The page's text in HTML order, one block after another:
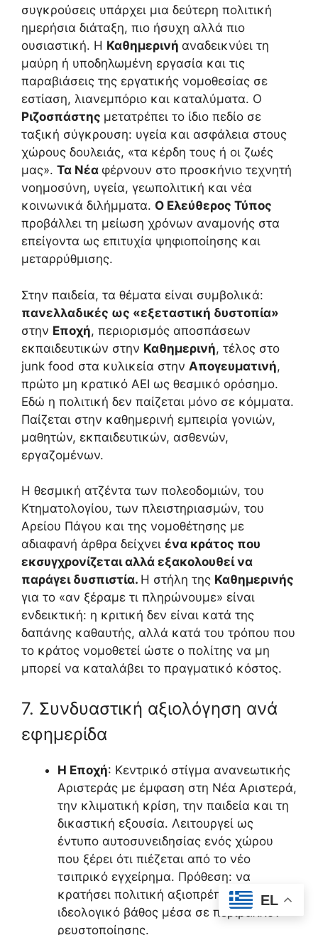
συγκρούσεις υπάρχει μια δεύτερη πολιτική
ημερήσια διάταξη, πιο ήσυχη αλλά πιο
ουσιαστική. Η Καθημερινή αναδεικνύει τη
μαύρη ή υποδηλωμένη εργασία και τις
παραβιάσεις της εργατικής νομοθεσίας σε
εστίαση, λιανεμπόριο και καταλύματα. Ο
Ριζοσπάστης μετατρέπει το ίδιο πεδίο σε
ταξική σύγκρουση: υγεία και ασφάλεια στους
χώρους δουλειάς, «τα κέρδη τους ή οι ζωές
μας». Τα Νέα φέρνουν στο προσκήνιο τεχνητή
νοημοσύνη, υγεία, γεωπολιτική και νέα
κοινωνικά διλήμματα. Ο Ελεύθερος Τύπος
προβάλλει τη μείωση χρόνων αναμονής στα
επείγοντα ως επιτυχία ψηφιοποίησης και
μεταρρύθμισης.
Στην παιδεία, τα θέματα είναι συμβολικά:
πανελλαδικές ως «εξεταστική δυστοπία»
στην Εποχή, περιορισμός αποσπάσεων
εκπαιδευτικών στην Καθημερινή, τέλος στο
junk food στα κυλικεία στην Απογευματινή,
πρώτο μη κρατικό ΑΕΙ ως θεσμικό ορόσημο.
Εδώ η πολιτική δεν παίζεται μόνο σε κόμματα.
Παίζεται στην καθημερινή εμπειρία γονιών,
μαθητών, εκπαιδευτικών, ασθενών,
εργαζομένων.
Η θεσμική ατζέντα των πολεοδομιών, του
Κτηματολογίου, των πλειστηριασμών, του
Αρείου Πάγου και της νομοθέτησης με
αδιαφανή άρθρα δείχνει ένα κράτος που
εκσυγχρονίζεται αλλά εξακολουθεί να
παράγει δυσπιστία. Η στήλη της Καθημερινής
για το «αν ξέραμε τι πληρώνουμε» είναι
ενδεικτική: η κριτική δεν είναι κατά της
δαπάνης καθαυτής, αλλά κατά του τρόπου που
το κράτος νομοθετεί ώστε ο πολίτης να μη
μπορεί να καταλάβει το πραγματικό κόστος.
7. Συνδυαστική αξιολόγηση ανά
εφημερίδα
Η Εποχή: Κεντρικό στίγμα ανανεωτικής
Αριστεράς με έμφαση στη Νέα Αριστερά,
την κλιματική κρίση, την παιδεία και τη
δικαστική εξουσία. Λειτουργεί ως
έντυπο αυτοσυνειδησίας ενός χώρου
που ξέρει ότι πιέζεται από το νέο
τσιπρικό εγχείρημα. Πρόθεση: να
κρατήσει πολιτική αξιοπρέπεια και
ιδεολογικό βάθος μέσα σε περιβάλλον
ρευστοποίησης.
EL